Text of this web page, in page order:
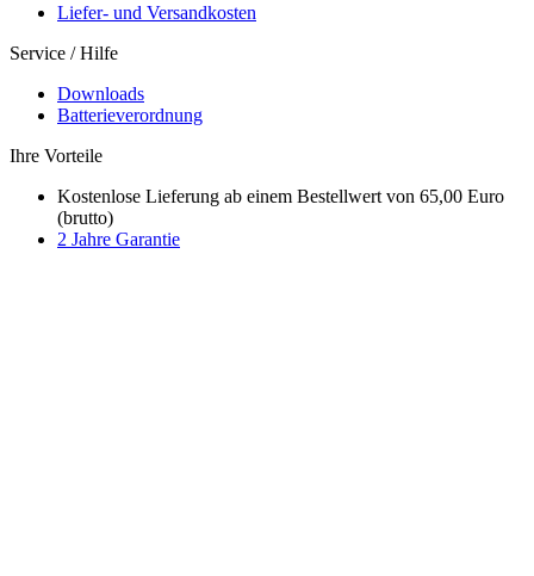
Liefer- und Versandkosten
Service / Hilfe
Downloads
Batterieverordnung
Ihre Vorteile
Kostenlose Lieferung ab einem Bestellwert von 65,00 Euro
(brutto)
2 Jahre Garantie